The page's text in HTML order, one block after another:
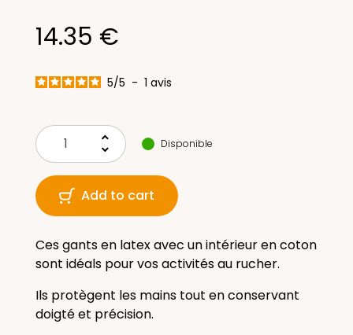
14.35 €
5/5 - 1 avis
keyboard_arrow_up
keyboard_arrow_down
Disponible
Add to cart
Ces gants en latex avec un intérieur en coton
sont idéals pour vos activités au rucher.
Ils protègent les mains tout en conservant
doigté et précision.